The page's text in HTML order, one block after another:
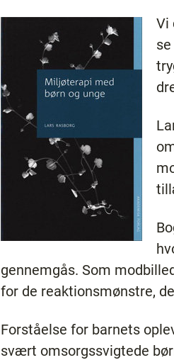
Vi
gennemgås. Som
for de reaktionsmønstre,
Forståelse for barnets
svært omsorgssvigtede